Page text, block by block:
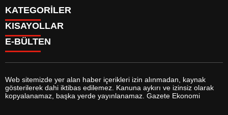
KATEGORİLER
GÜNDEM
DÜNYA
SİYASET
MAGAZİN
SAĞLIK
EĞİTİM
YAŞAM
KISAYOLLAR
BURÇLAR
FİKSTÜR
FİRMA EKLE
FİRMA REHBERİ
E-BÜLTEN
gazeteekonomi.com e-bültenine abone olarak, tarafınıza haber,
Web sitemizde yer alan haber içerikleri izin alınmadan, kaynak
gösterilerek dahi iktibas edilemez. Kanuna aykırı ve izinsiz olarak
kopyalanamaz, başka yerde yayınlanamaz. Gazete Ekonomi